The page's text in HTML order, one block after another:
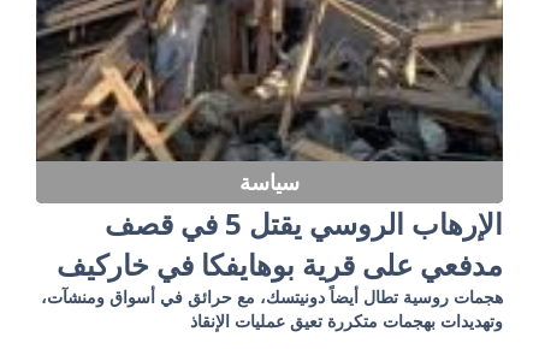
سياسة
الإرهاب الروسي يقتل 5 في قصف
مدفعي على قرية بوهايفكا في خاركيف
هجمات روسية تطال أيضاً دونيتسك، مع حرائق في أسواق ومنشآت،
وتهديدات بهجمات متكررة تعيق عمليات الإنقاذ